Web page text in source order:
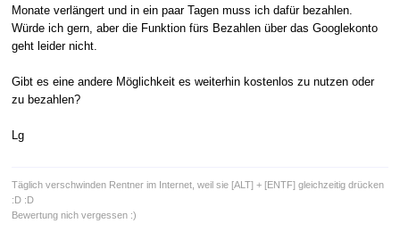
Monate verlängert und in ein paar Tagen muss ich dafür bezahlen.
Würde ich gern, aber die Funktion fürs Bezahlen über das Googlekonto
geht leider nicht.
Gibt es eine andere Möglichkeit es weiterhin kostenlos zu nutzen oder
zu bezahlen?
Lg
Täglich verschwinden Rentner im Internet, weil sie [ALT] + [ENTF] gleichzeitig drücken
:D :D
Bewertung nich vergessen :)